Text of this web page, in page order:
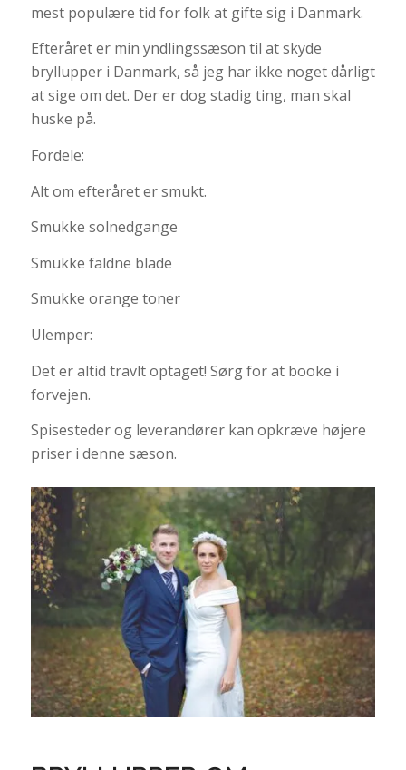
mest populære tid for folk at gifte sig i Danmark.
Efteråret er min yndlingssæson til at skyde
bryllupper i Danmark, så jeg har ikke noget dårligt
at sige om det. Der er dog stadig ting, man skal
huske på.
Fordele:
Alt om efteråret er smukt.
Smukke solnedgange
Smukke faldne blade
Smukke orange toner
Ulemper:
Det er altid travlt optaget! Sørg for at booke i
forvejen.
Spisesteder og leverandører kan opkræve højere
priser i denne sæson.